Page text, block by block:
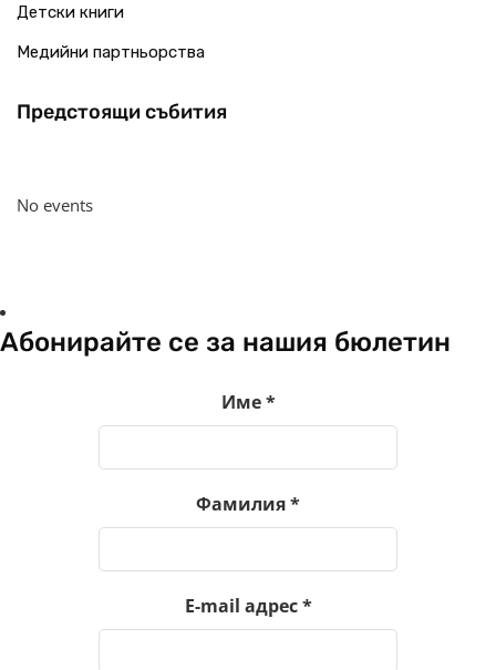
Детски книги
Медийни партньорства
Предстоящи събития
No events
Абонирайте се за нашия бюлетин
Име*
Фамилия*
E-mail адрес*